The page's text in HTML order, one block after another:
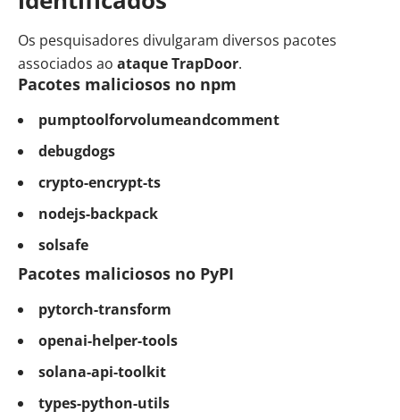
Os pesquisadores divulgaram diversos pacotes
associados ao ataque TrapDoor.
Pacotes maliciosos no npm
pumptoolforvolumeandcomment
debugdogs
crypto-encrypt-ts
nodejs-backpack
solsafe
Pacotes maliciosos no PyPI
pytorch-transform
openai-helper-tools
solana-api-toolkit
types-python-utils